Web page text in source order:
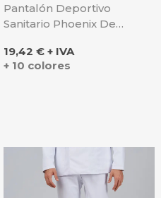
Pantalón Deportivo
Sanitario Phoenix De
Precio
19,42 € + IVA
+ 10 colores